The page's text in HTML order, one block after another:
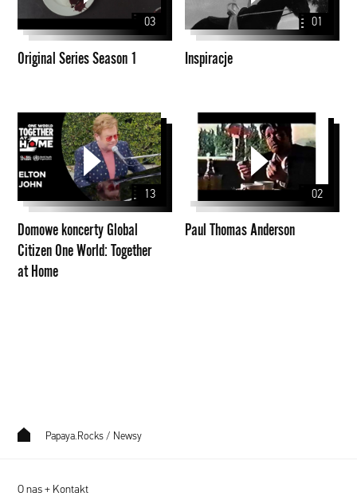
03
Original Series Season 1
01
Inspiracje
Domowe
koncerty
Global
Citizen
Together
at
Home
13
Domowe koncerty Global
Citizen One World: Together
at Home
Paul
Thomas
Anderson
02
Paul Thomas Anderson
Papaya.Rocks / Newsy
O nas + Kontakt